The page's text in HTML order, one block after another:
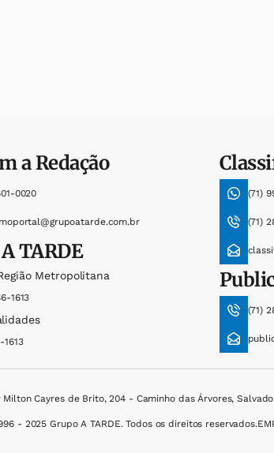
a Redação
0020
A TARDE
Metropolitana
1613
1613
(71)
(71)
(71)
Milton Cayres de Brito, 204 - Caminho das Árvores,
- 2025 Grupo A TARDE. Todos os direitos reservados.